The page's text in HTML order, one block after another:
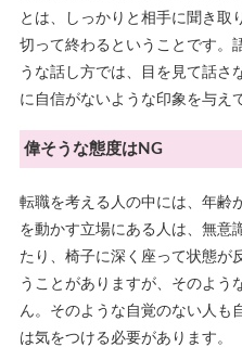
とは、しっかりと相手に聞き取
切って終わるということです。
うな話し方では、目を見て話さ
に自信がないような印象を与え
偉そうな態度はNG
転職を考える人の中には、年齢
を動かす立場にある人は、無意
たり、椅子に深く座って状態が
うことがありますが、そのよう
ん。そのような自覚のない人も
は気をつける必要があります。